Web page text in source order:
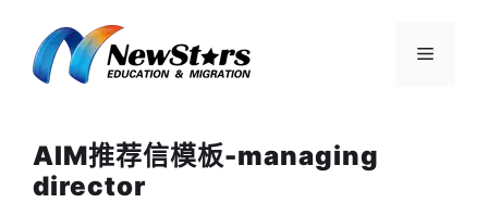
菜
AIM推荐信模板-managing
director